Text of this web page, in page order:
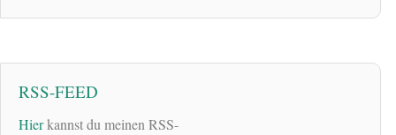
RSS-FEED
Hierkannst du meinen RSS-